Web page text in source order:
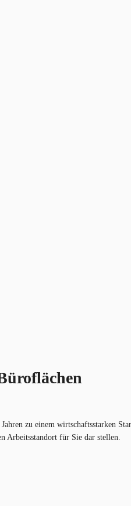
zu einem wirtschaftsstarken
Arbeitsstandort für Sie dar stellen.